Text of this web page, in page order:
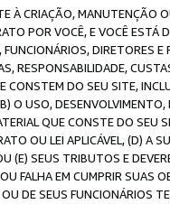
À CRIAÇÃO, MANUTENÇÃO
POR VOCÊ, E VOCÊ ESTÁ
FUNCIONÁRIOS, DIRETORES
RESPONSABILIDADE,
CONSTEM DO SEU SITE,
O USO,
QUE CONSTE DO SEU
OU LEI APLICÁVEL, (D) A
(E) SEUS TRIBUTOS E
FALHA EM CUMPRIR SUAS
DE SEUS FUNCIONÁRIOS